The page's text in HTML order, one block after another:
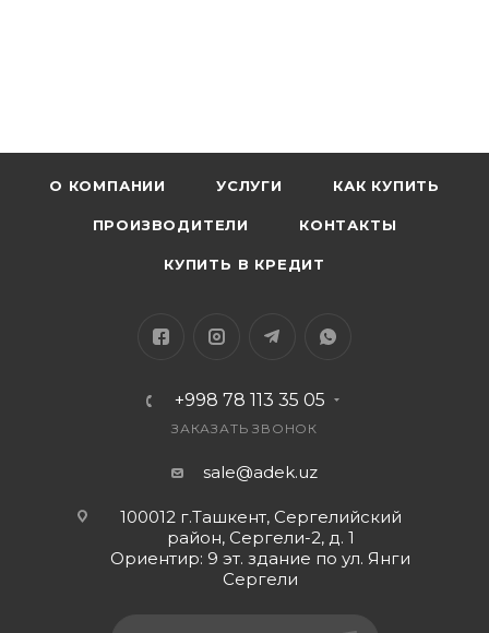
О КОМПАНИИ УСЛУГИ КАК КУПИТЬ
ПРОИЗВОДИТЕЛИ КОНТАКТЫ
КУПИТЬ В КРЕДИТ
+998 78 113 35 05
ЗАКАЗАТЬ ЗВОНОК
sale@adek.uz
100012 г.Ташкент, Сергелийский
район, Сергели-2, д. 1
Ориентир: 9 эт. здание по ул. Янги
Сергели